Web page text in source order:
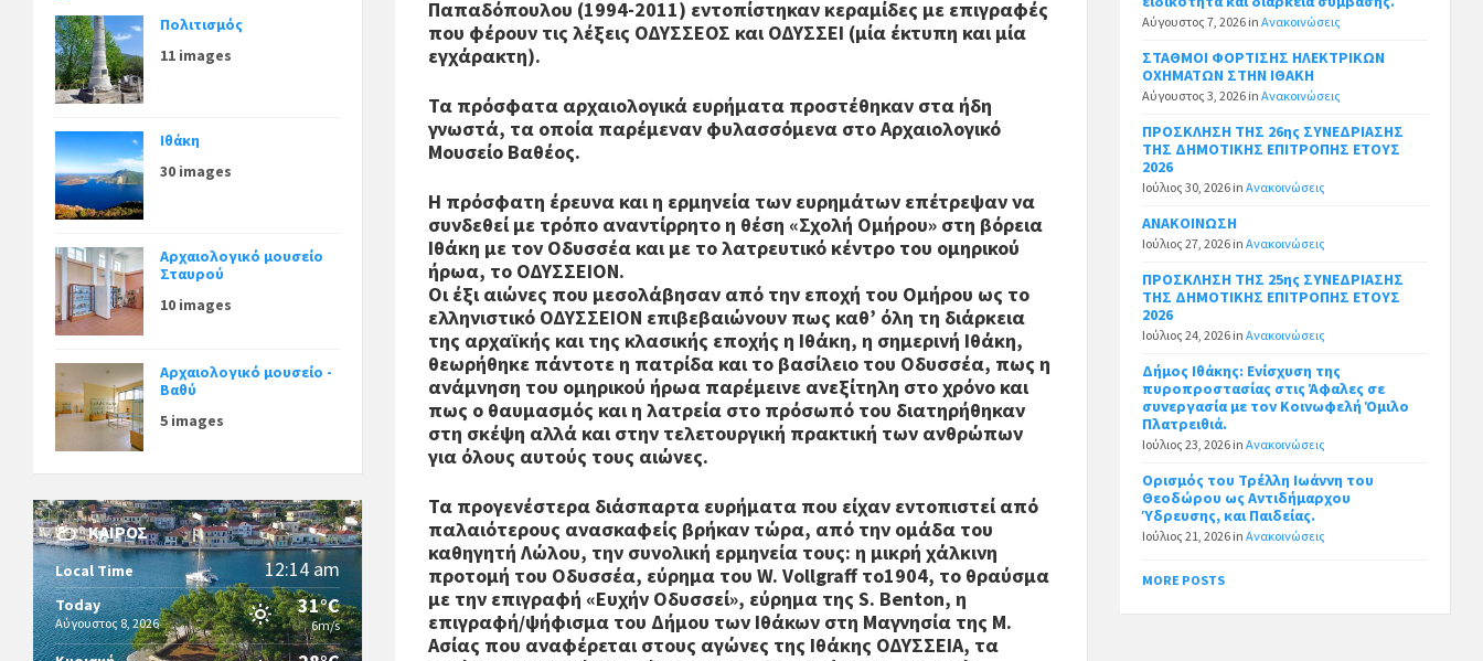
Παπαδόπουλου (1994-2011) εντοπίστηκαν κεραμίδες με επιγραφές
που φέρουν τις λέξεις ΟΔΥΣΣΕΟΣ και ΟΔΥΣΣΕΙ (μία έκτυπη και μία
εγχάρακτη).
Τα πρόσφατα αρχαιολογικά ευρήματα προστέθηκαν στα ήδη
γνωστά, τα οποία παρέμεναν φυλασσόμενα στο Αρχαιολογικό
Μουσείο Βαθέος.
Η πρόσφατη έρευνα και η ερμηνεία των ευρημάτων επέτρεψαν να
συνδεθεί με τρόπο αναντίρρητο η θέση «Σχολή Ομήρου» στη βόρεια
Ιθάκη με τον Οδυσσέα και με το λατρευτικό κέντρο του ομηρικού
ήρωα, το ΟΔΥΣΣΕΙΟΝ.
Οι έξι αιώνες που μεσολάβησαν από την εποχή του Ομήρου ως το
ελληνιστικό ΟΔΥΣΣΕΙΟΝ επιβεβαιώνουν πως καθ’ όλη τη διάρκεια
της αρχαϊκής και της κλασικής εποχής η Ιθάκη, η σημερινή Ιθάκη,
θεωρήθηκε πάντοτε η πατρίδα και το βασίλειο του Οδυσσέα, πως η
ανάμνηση του ομηρικού ήρωα παρέμεινε ανεξίτηλη στο χρόνο και
πως ο θαυμασμός και η λατρεία στο πρόσωπό του διατηρήθηκαν
στη σκέψη αλλά και στην τελετουργική πρακτική των ανθρώπων
για όλους αυτούς τους αιώνες.
Τα προγενέστερα διάσπαρτα ευρήματα που είχαν εντοπιστεί από
παλαιότερους ανασκαφείς βρήκαν τώρα, από την ομάδα του
καθηγητή Λώλου, την συνολική ερμηνεία τους: η μικρή χάλκινη
προτομή του Οδυσσέα, εύρημα του W. Vollgraff το1904, το θραύσμα
με την επιγραφή «Ευχήν Οδυσσεί», εύρημα της S. Benton, η
επιγραφή/ψήφισμα του Δήμου των Ιθάκων στη Μαγνησία της Μ.
Ασίας που αναφέρεται στους αγώνες της Ιθάκης ΟΔΥΣΣΕΙΑ, τα
Πολιτισμός
11 images
Ιθάκη
30 images
Αρχαιολογικό μουσείο
Σταυρού
10 images
Αρχαιολογικό μουσείο -
Βαθύ
5 images
ΚΑΙΡΌΣ
Local Time 12:14 am
Today
Αύγουστος 8, 2026
31°C
6m/s
Αύγουστος 7, 2026 inΑνακοινώσεις
ΣΤΑΘΜΟΙ ΦΟΡΤΙΣΗΣ ΗΛΕΚΤΡΙΚΩΝ
ΟΧΗΜΑΤΩΝ ΣΤΗΝ ΙΘΑΚΗ
Αύγουστος 3, 2026 inΑνακοινώσεις
ΠΡΟΣΚΛΗΣΗ ΤΗΣ 26ης ΣΥΝΕΔΡΙΑΣΗΣ
ΤΗΣ ΔΗΜΟΤΙΚΗΣ ΕΠΙΤΡΟΠΗΣ ΕΤΟΥΣ
2026
Ιούλιος 30, 2026 inΑνακοινώσεις
ΑΝΑΚΟΙΝΩΣΗ
Ιούλιος 27, 2026 inΑνακοινώσεις
ΠΡΟΣΚΛΗΣΗ ΤΗΣ 25ης ΣΥΝΕΔΡΙΑΣΗΣ
ΤΗΣ ΔΗΜΟΤΙΚΗΣ ΕΠΙΤΡΟΠΗΣ ΕΤΟΥΣ
2026
Ιούλιος 24, 2026 inΑνακοινώσεις
Δήμος Ιθάκης: Ενίσχυση της
πυροπροστασίας στις Άφαλες σε
συνεργασία με τον Κοινωφελή Όμιλο
Πλατρειθιά.
Ιούλιος 23, 2026 inΑνακοινώσεις
Ορισμός του Τρέλλη Ιωάννη του
Θεοδώρου ως Αντιδήμαρχου
Ύδρευσης, και Παιδείας.
Ιούλιος 21, 2026 inΑνακοινώσεις
MORE POSTS